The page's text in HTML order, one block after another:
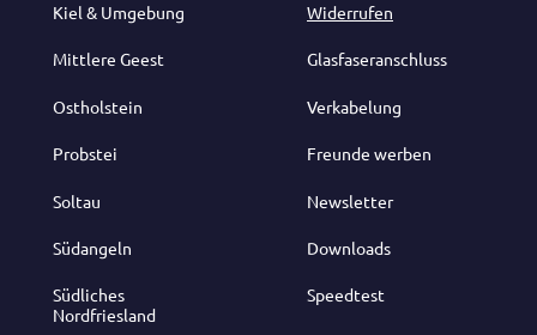
Kiel & Umgebung
Mittlere Geest
Ostholstein
Probstei
Soltau
Südangeln
Südliches
Nordfriesland
Widerrufen
Glasfaseranschluss
Verkabelung
Freunde werben
Newsletter
Downloads
Speedtest